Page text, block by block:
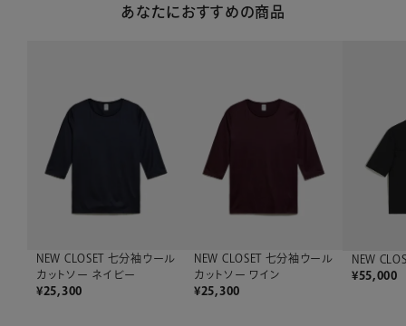
あなたにおすすめの商品
NEW CLOSET 七分袖ウール
カットソー ネイビー
¥25,300
NEW CLOSET 七分袖ウール
カットソー ワイン
¥25,300
NEW
¥55,000